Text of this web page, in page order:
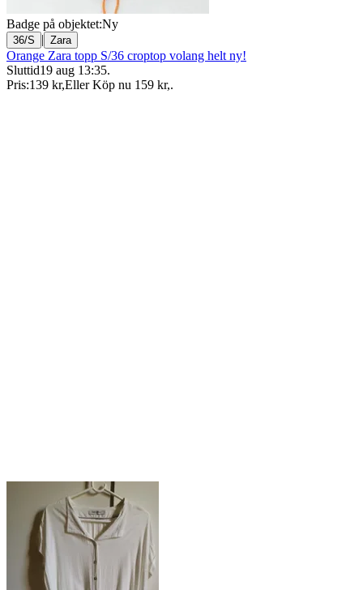
Badge på objektet:Ny
36/S | Zara
Orange Zara topp S/36 croptop volang helt ny!
Sluttid19 aug 13:35.
Pris:139 kr,Eller Köp nu 159 kr,.